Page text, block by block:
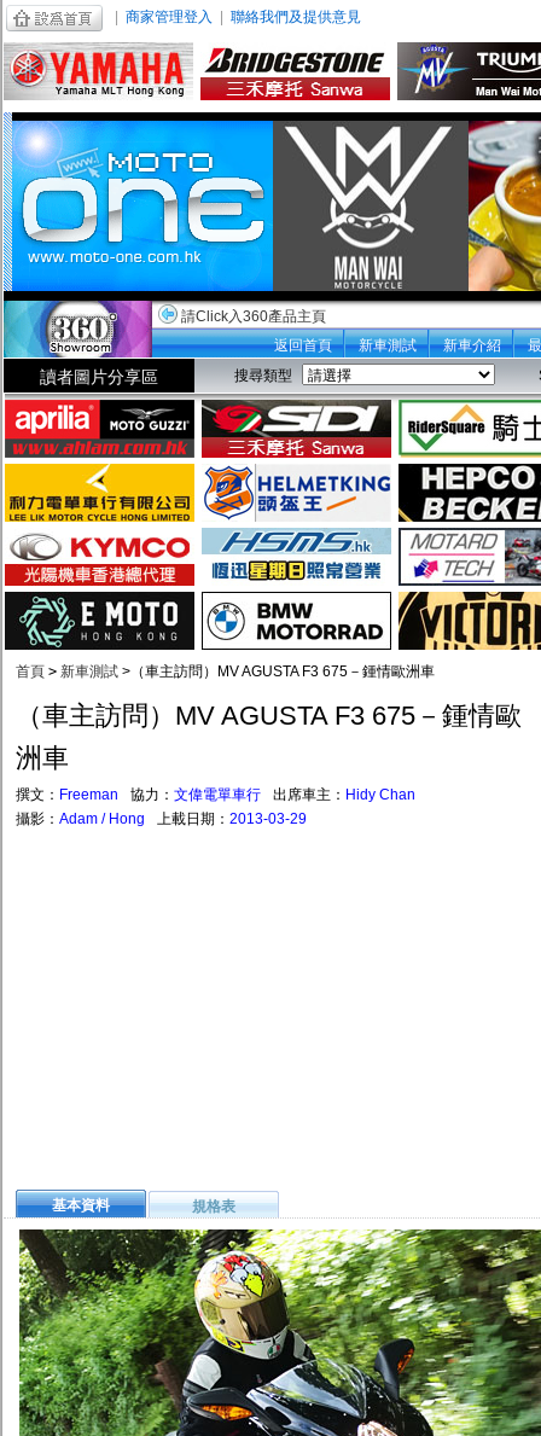
商家管理登入 聯絡我們及提供意見
請Click入360產品主頁
返回首頁
新車測試 新車介紹
讀者圖片分享區 搜尋類型
首頁 > 新車測試 > （車主訪問）MV AGUSTA F3 675－鍾情歐洲車
（車主訪問）MV AGUSTA F3 675－鍾情歐
洲車
撰文： Freeman 協力： 文偉電單車行 出席車主： Hidy Chan
攝影： Adam / Hong 上載日期： 2013-03-29
基本資料 規格表